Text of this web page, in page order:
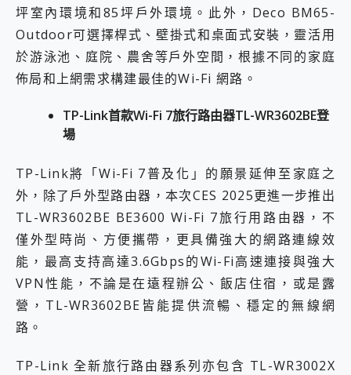
坪室內環境和85坪戶外環境。此外，Deco BM65-
Outdoor可選擇桿式、壁掛式和桌面式安裝，靈活用
於游泳池、庭院、農舍等戶外空間，根據不同的家庭
佈局和上網需求構建最佳的Wi-Fi 網路。
TP-Link首款Wi-Fi 7旅行路由器TL-WR3602BE登
場
TP-Link將「Wi-Fi 7普及化」的願景延伸至家庭之
外，除了戶外型路由器，本次CES 2025更進一步推出
TL-WR3602BE BE3600 Wi-Fi 7旅行用路由器，不
僅外型時尚、方便攜帶，更具備強大的網路連線效
能，最高支持高達3.6Gbps的Wi-Fi高速連接與強大
VPN性能，不論是在遠程辦公、飯店住宿，或是露
營，TL-WR3602BE皆能提供流暢、穩定的無線網
路。
TP-Link 全新旅行路由器系列亦包含 TL-WR3002X